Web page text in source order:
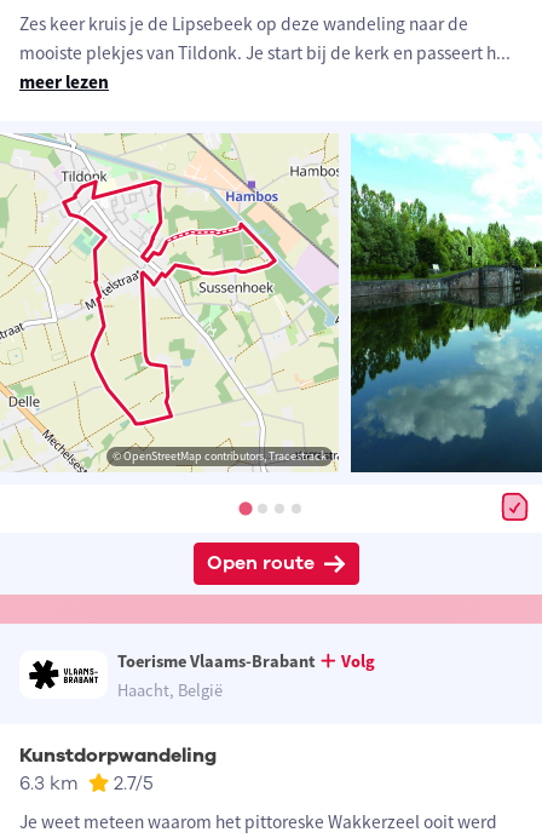
Zes keer kruis je de Lipsebeek op deze wandeling naar de
mooiste plekjes van Tildonk. Je start bij de kerk en passeert h...
meer lezen
© OpenStreetMap contributors, Tracestrack
Open route
Toerisme Vlaams-Brabant
Volg
Haacht, België
Kunstdorpwandeling
6.3 km 2.7/5
Je weet meteen waarom het pittoreske Wakkerzeel ooit werd